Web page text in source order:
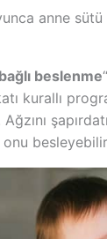
anne
beslenme
kurallı